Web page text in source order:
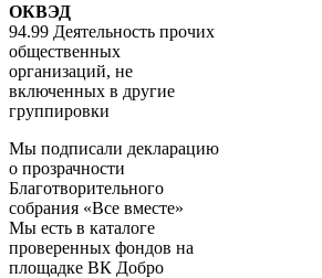
ОКВЭД
94.99 Деятельность прочих
общественных
организаций, не
включенных в другие
группировки
Мы подписали декларацию
о прозрачности
Благотворительного
собрания «Все вместе»
Мы есть в каталоге
проверенных фондов на
площадке ВК Добро